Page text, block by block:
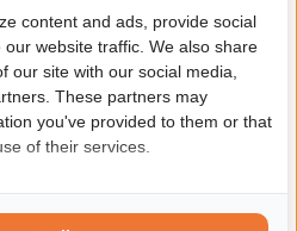
de aard, de kenmerken en de
te stellen. Om gebruik te maken
onderstaande formulier invullen.
content and ads, provide social
website traffic. We also share
our site with our social media,
These partners may
you've provided to them or that
of their services.